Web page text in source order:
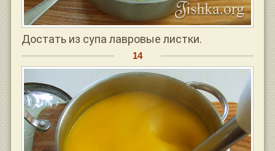
Достать из супа лавровые листки.